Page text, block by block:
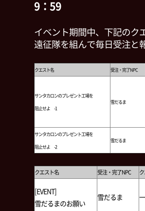
9：59
イベント期間中、下記のク
遠征隊を組んで毎日受注と
クエスト名 受注・完了NPC
サンタカロンのプレゼント工場を
阻止せよ -1
雪だるま
サンタカロンのプレゼント工場を
阻止せよ -2
雪だるま
クエスト名 受注・完了NPC
[EVENT]
雪だるまのお願い
雪だるま